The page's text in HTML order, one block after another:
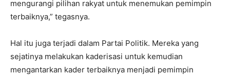
mengurangi pilihan rakyat untuk menemukan pemimpin
terbaiknya,” tegasnya.
Hal itu juga terjadi dalam Partai Politik. Mereka yang
sejatinya melakukan kaderisasi untuk kemudian
mengantarkan kader terbaiknya menjadi pemimpin